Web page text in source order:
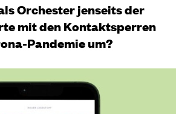
Orchester jenseits der
mit den Kontaktsperren
Pandemie um?